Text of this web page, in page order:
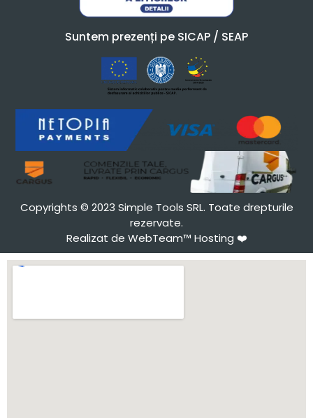
Suntem prezenți pe SICAP / SEAP
Copyrights © 2023 Simple Tools SRL. Toate drepturile
rezervate.
Realizat de WebTeam™ Hosting ❤️